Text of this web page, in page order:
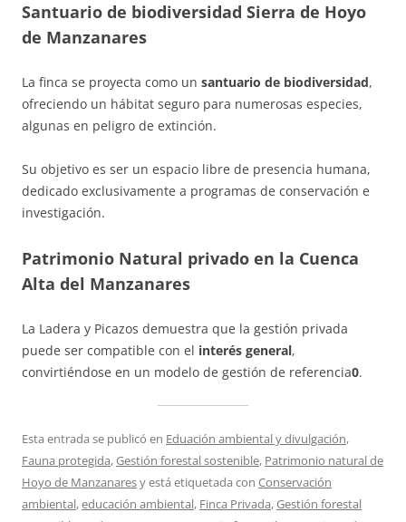
Santuario de biodiversidad Sierra de Hoyo
de Manzanares
La finca se proyecta como un santuario de biodiversidad,
ofreciendo un hábitat seguro para numerosas especies,
algunas en peligro de extinción.
Su objetivo es ser un espacio libre de presencia humana,
dedicado exclusivamente a programas de conservación e
investigación.
Patrimonio Natural privado en la Cuenca
Alta del Manzanares
La Ladera y Picazos demuestra que la gestión privada
puede ser compatible con el interés general,
convirtiéndose en un modelo de gestión de referencia0.
Esta entrada se publicó en Eduación ambiental y divulgación,
Fauna protegida,Gestión forestal sostenible, Patrimonio natural de
Hoyo de Manzanaresy está etiquetada con Conservación
ambiental,educación ambiental, Finca Privada,Gestión forestal